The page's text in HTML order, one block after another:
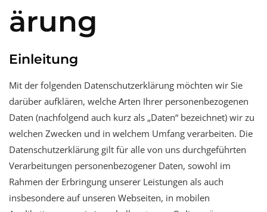
ärung
Einleitung
Mit der folgenden Datenschutzerklärung möchten wir Sie
darüber aufklären, welche Arten Ihrer personenbezogenen
Daten (nachfolgend auch kurz als „Daten“ bezeichnet) wir zu
welchen Zwecken und in welchem Umfang verarbeiten. Die
Datenschutzerklärung gilt für alle von uns durchgeführten
Verarbeitungen personenbezogener Daten, sowohl im
Rahmen der Erbringung unserer Leistungen als auch
insbesondere auf unseren Webseiten, in mobilen